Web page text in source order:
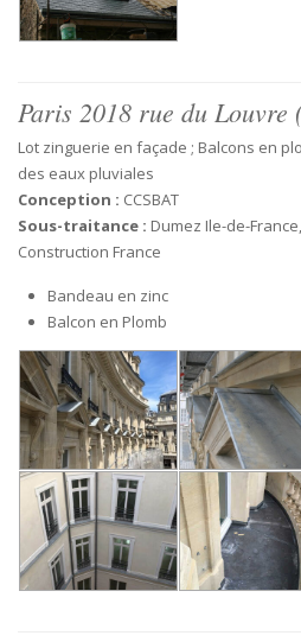
Paris 2018 rue du Louvre
Lot zinguerie en façade ; Balcons en
des eaux pluviales
Conception : CCSBAT
Sous-traitance : Dumez Ile-de-
Construction France
Bandeau en zinc
Balcon en Plomb